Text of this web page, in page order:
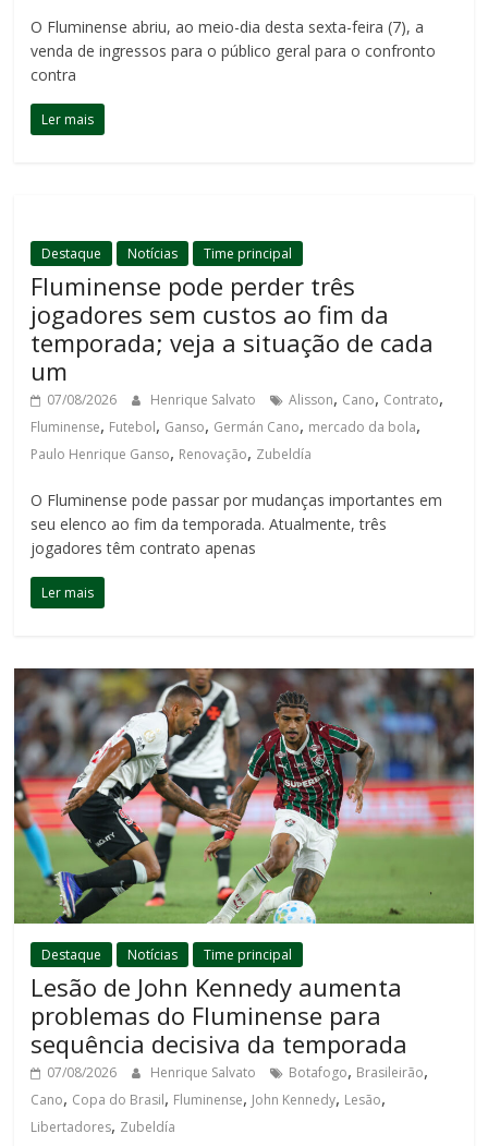
O Fluminense abriu, ao meio-dia desta sexta-feira (7), a
venda de ingressos para o público geral para o confronto
contra
Ler mais
Destaque Notícias Time principal
Fluminense pode perder três
jogadores sem custos ao fim da
temporada; veja a situação de cada
um
07/08/2026 Henrique Salvato Alisson, Cano, Contrato,
Fluminense, Futebol, Ganso, Germán Cano, mercado da bola,
Paulo Henrique Ganso, Renovação, Zubeldía
O Fluminense pode passar por mudanças importantes em
seu elenco ao fim da temporada. Atualmente, três
jogadores têm contrato apenas
Ler mais
Destaque Notícias Time principal
Lesão de John Kennedy aumenta
problemas do Fluminense para
sequência decisiva da temporada
07/08/2026 Henrique Salvato Botafogo, Brasileirão,
Cano, Copa do Brasil, Fluminense, John Kennedy, Lesão,
Libertadores, Zubeldía